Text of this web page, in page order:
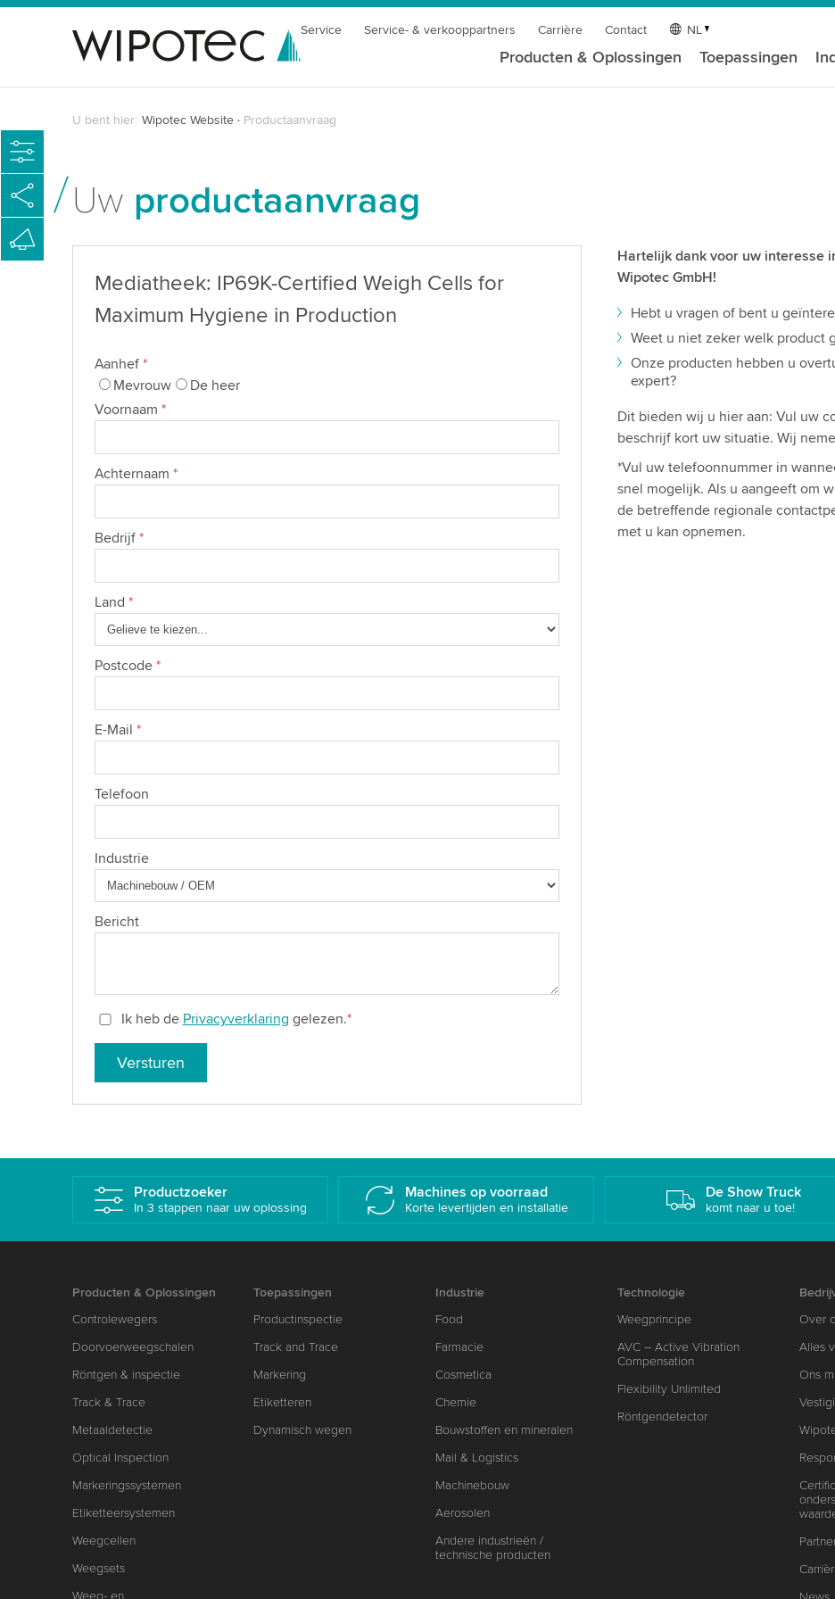
Service Service- & verkooppartners Carrière Contact NL
Producten & Oplossingen Toepassingen
U bent hier: Wipotec Website Productaanvraag
Uw productaanvraag
Mediatheek: IP69K-Certified Weigh Cells for
Maximum Hygiene in Production
Aanhef *
Mevrouw
De heer
Voornaam *
Achternaam *
Bedrijf *
Land *
Postcode *
E-Mail *
Telefoon
Industrie
Bericht
Ik heb de Privacyverklaring gelezen.*
Versturen
Hartelijk dank voor uw interesse
Wipotec GmbH!
Hebt u vragen of bent u
Weet u niet zeker welk product
Onze producten hebben u
expert?
Dit bieden wij u hier aan: Vul uw
beschrijf kort uw situatie. Wij
*Vul uw telefoonnummer in
snel mogelijk. Als u aangeeft om
de betreffende regionale
met u kan opnemen.
Productzoeker
In 3 stappen naar uw oplossing
Machines op voorraad
Korte levertijden en installatie
De Show Truck
komt naar u toe!
Producten & Oplossingen
Controlewegers
Doorvoerweegschalen
Röntgen & inspectie
Track & Trace
Metaaldetectie
Optical Inspection
Markeringssystemen
Etiketteersystemen
Weegcellen
Weegsets
Weeg- en
Toepassingen
Productinspectie
Track and Trace
Markering
Etiketteren
Dynamisch wegen
Industrie
Food
Farmacie
Cosmetica
Chemie
Bouwstoffen en mineralen
Mail & Logistics
Machinebouw
Aerosolen
Andere industrieën /
technische producten
Technologie
Weegprincipe
AVC – Active Vibration
Compensation
Flexibility Unlimited
Röntgendetector
Over
Alles
Ons